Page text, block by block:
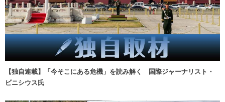
【独自連載】「今そこにある危機」を読み解く 国際ジャーナリスト・
ビニシウス氏